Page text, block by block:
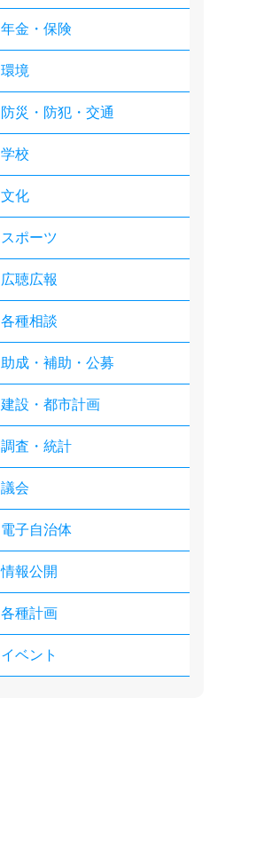
年金・保険
環境
防災・防犯・交通
学校
文化
スポーツ
広聴広報
各種相談
助成・補助・公募
建設・都市計画
調査・統計
議会
電子自治体
情報公開
各種計画
イベント